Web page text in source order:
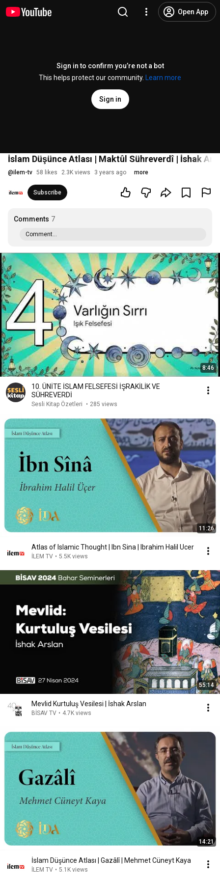
Open App
Sign in to confirm you’re not a bot
This helps protect our community.
Learn more
Sign in
İslam Düşünce Atlası | Maktûl Sühreverdî | İshak
@ilem-tv 58 likes 2.3K views 3 years ago more
Subscribe
Comments 7
Comment...
8:46
10. ÜNİTE İSLAM FELSEFESİ İŞRAKİLİK VE
SÜHREVERDİ
Sesli Kitap Özetleri • 285 views
11:26
Atlas of Islamic Thought | Ibn Sina | Ibrahim Halil Ucer
İLEM TV • 5.5K views
55:14
Mevlid Kurtuluş Vesilesi | İshak Arslan
BİSAV TV • 4.7K views
14:21
İslam Düşünce Atlası | Gazâlî | Mehmet Cüneyt Kaya
İLEM TV • 5.1K views